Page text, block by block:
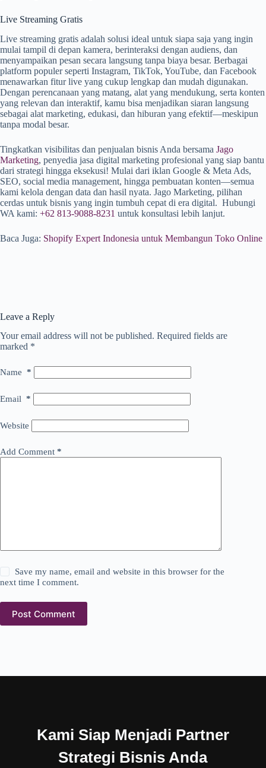
Live Streaming Gratis
Live streaming gratis adalah solusi ideal untuk siapa saja yang ingin
mulai tampil di depan kamera, berinteraksi dengan audiens, dan
menyampaikan pesan secara langsung tanpa biaya besar. Berbagai
platform populer seperti Instagram, TikTok, YouTube, dan Facebook
menawarkan fitur live yang cukup lengkap dan mudah digunakan.
Dengan perencanaan yang matang, alat yang mendukung, serta konten
yang relevan dan interaktif, kamu bisa menjadikan siaran langsung
sebagai alat marketing, edukasi, dan hiburan yang efektif—meskipun
tanpa modal besar.
Tingkatkan visibilitas dan penjualan bisnis Anda bersama Jago
Marketing, penyedia jasa digital marketing profesional yang siap bantu
dari strategi hingga eksekusi! Mulai dari iklan Google & Meta Ads,
SEO, social media management, hingga pembuatan konten—semua
kami kelola dengan data dan hasil nyata. Jago Marketing, pilihan
cerdas untuk bisnis yang ingin tumbuh cepat di era digital. Hubungi
WA kami: +62 813-9088-8231 untuk konsultasi lebih lanjut.
Baca Juga: Shopify Expert Indonesia untuk Membangun Toko Online
Leave a Reply
Your email address will not be published. Required fields are
marked *
Name *
Email *
Website
Add Comment *
Save my name, email and website in this browser for the
next time I comment.
Post Comment
Kami Siap Menjadi Partner
Strategi Bisnis Anda